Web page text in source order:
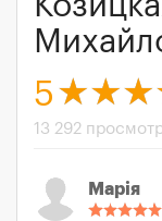
5
13 292
Марія